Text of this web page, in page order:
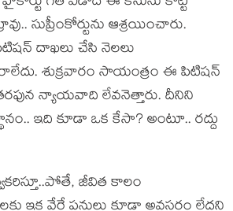
సుప్రీంకోర్టును ఆశ్ర‌యించారు.
దాఖ‌లు చేసి నెల‌లు
శుక్ర‌వారం సాయంత్రం ఈ పిటిష‌న్
న్యాయ‌వాది లేవ‌నెత్తారు. దీనిని
ఇది కూడా ఒక కేసా? అంటూ.. ర‌ద్దు
జీవిత కాలం